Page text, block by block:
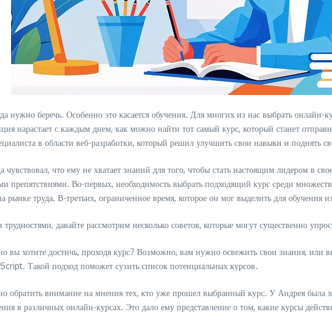
нужно беречь. Особенно это касается обучения. Для многих из нас выбрать
нарастает с каждым днем, как можно найти тот самый курс, который станет
в области веб-разработки, который решил улучшить свои навыки и поднять
чувствовал, что ему не хватает знаний для того, чтобы стать настоящим лидером в
препятствиями. Во-первых, необходимость выбрать подходящий курс среди
рынке труда. В-третьих, ограниченное время, которое он мог выделить для обучения
давайте рассмотрим несколько советов, которые могут существенно
хотите достичь, проходя курс? Возможно, вам нужно освежить свои знания, или
Такой подход поможет сузить список потенциальных курсов.
внимание на мнения тех, кто уже прошел выбранный курс. У Андрея была
в различных онлайн-курсах. Это дало ему представление о том, какие курсы